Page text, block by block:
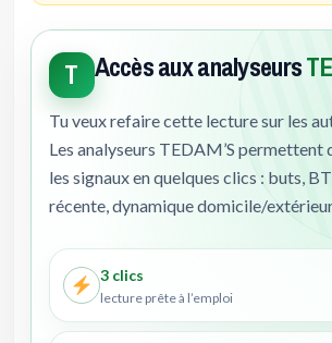
T Accès aux analyseurs
Tu veux refaire cette lecture sur les
Les analyseurs TEDAM’S permettent
les signaux en quelques clics : buts,
récente, dynamique domicile/
3 clics
lecture prête à l’emploi